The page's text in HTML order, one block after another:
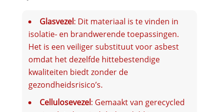
Glasvezel: Dit materiaal is te vinden in
isolatie- en brandwerende toepassingen.
Het is een veiliger substituut voor asbest
omdat het dezelfde hittebestendige
kwaliteiten biedt zonder de
gezondheidsrisico’s.
Cellulosevezel: Gemaakt van gerecycled